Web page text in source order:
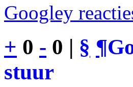
Googley
+ 0 - 0 | § ¶
stuur